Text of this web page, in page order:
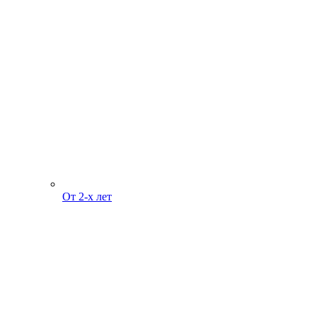
От 2-х лет